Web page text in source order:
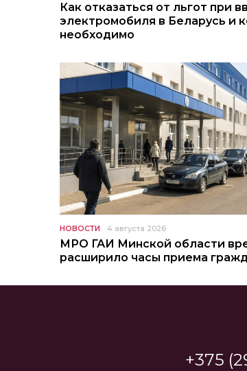
Как отказаться от льгот при
электромобиля в Беларусь и
необходимо
НОВОСТИ 4 августа 2026
МРО ГАИ Минской области
расширило часы приема
+375